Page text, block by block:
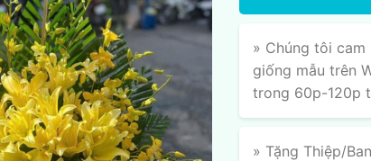
» Chúng tôi cam
giống mẫu trên
trong 60p-120p
» Tặng Thiệp/